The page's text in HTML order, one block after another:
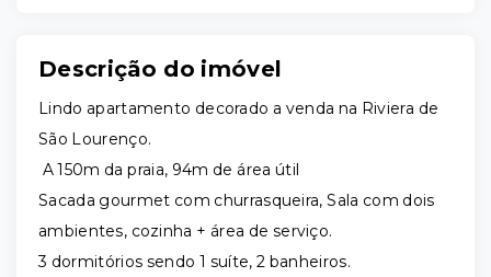
Descrição do imóvel
Lindo apartamento decorado a venda na Riviera de
São Lourenço.
A 150m da praia, 94m de área útil
Sacada gourmet com churrasqueira, Sala com dois
ambientes, cozinha + área de serviço.
3 dormitórios sendo 1 suíte, 2 banheiros.